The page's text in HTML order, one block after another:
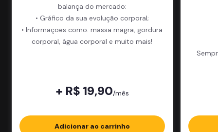
balança do mercado;
• Gráfico da sua evolução corporal;
• Informações como: massa magra, gordura
corporal, água corporal e muito mais!
+ R$ 19,90/mês
Adicionar ao carrinho